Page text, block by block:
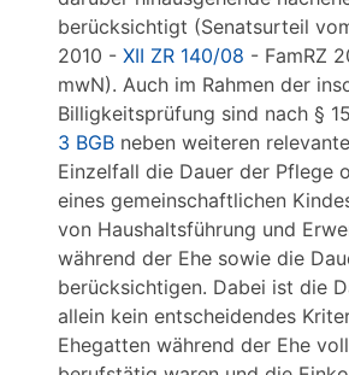
berücksichtigt (Senatsurteil
2010 - XII ZR 140/08 - FamRZ
mwN). Auch im Rahmen der
Billigkeitsprüfung sind nach §
3 BGB neben weiteren
Einzelfall die Dauer der Pflege
eines gemeinschaftlichen
von Haushaltsführung und
während der Ehe sowie die
berücksichtigen. Dabei ist die
allein kein entscheidendes
Ehegatten während der Ehe